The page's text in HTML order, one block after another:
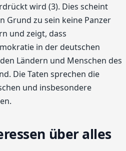
wird (3). Dies scheint
Grund zu sein keine Panzer
und zeigt, dass
in der deutschen
Ländern und Menschen des
Die Taten sprechen die
und insbesondere
über alles